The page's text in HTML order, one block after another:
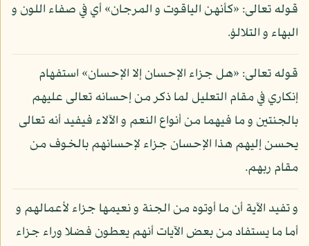
قوله تعالى: «كأنهن الياقوت و المرجان» أي في صفاء اللون و
البهاء و التلالؤ.
قوله تعالى: «هل جزاء الإحسان إلا الإحسان» استفهام
إنكاري في مقام التعليل لما ذكر من إحسانه تعالى عليهم
بالجنتين و ما فيهما من أنواع النعم و الآلاء فيفيد أنه تعالى
يحسن إليهم هذا الإحسان جزاء لإحسانهم بالخوف من
مقام ربهم.
و تفيد الآية أن ما أوتوه من الجنة و نعيمها جزاء لأعمالهم و
أما ما يستفاد من بعض الآيات أنهم يعطون فضلا وراء جزاء